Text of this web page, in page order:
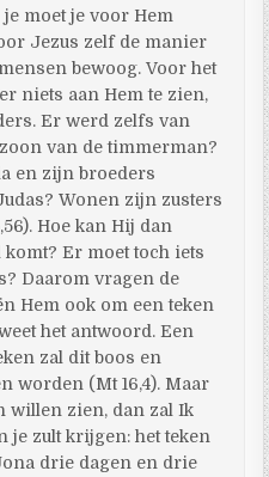
moet je voor Hem
Jezus zelf de manier
bewoog. Voor het
niets aan Hem te zien,
Er werd zelfs van
van de timmerman?
en zijn broeders
Wonen zijn zusters
Hoe kan Hij dan
Er moet toch iets
Daarom vragen de
Hem ook om een teken
het antwoord. Een
zal dit boos en
worden (Mt 16,4). Maar
willen zien, dan zal Ik
je zult krijgen: het teken
drie dagen en drie